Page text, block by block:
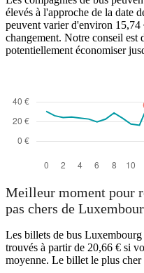
élevés à l'approche de la date
peuvent varier d'environ 15,74
changement. Notre conseil est
potentiellement économiser
Meilleur moment pour
pas chers de
Les billets de bus
trouvés à partir de 20,66 € si
moyenne. Le billet le plus